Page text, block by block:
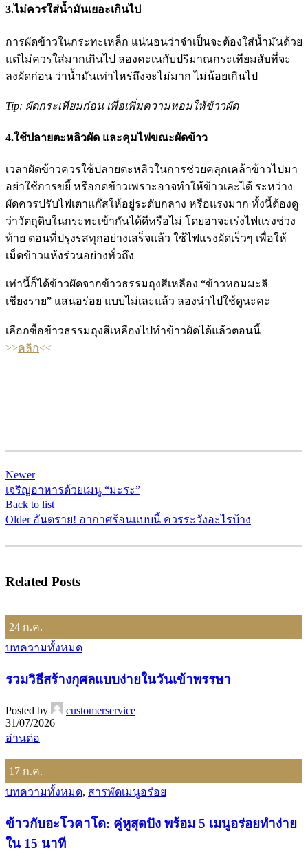
3.ไม่ควรใส่น้ำมันเยอะเกินไป
การผัดข้าวในกระทะเหล็ก แน่นอนว่าจำเป็นจะต้องใส่น้ำมันด้วย
แต่ไม่ควรใส่มากเกินไป ลองคะเนกับปริมาณกระเทียมสับที่จะ
ลงผัดก่อน ว่าน้ำมันเท่าไหร่ถึงจะไม่มาก ไม่น้อยเกินไป
Tip: ผัดกระเทียมก่อน เพื่อเพิ่มความหอมให้ข้าวผัด
4.ใช้ปลายตะหลิวผัด และคุมไฟขณะผัดข้าว
เวลาผัดข้าวควรใช้ปลายตะหลิวในการช่วยคลุกเคล้าข้าวไปมา
อย่าใช้การขยี้ หรือกดข้าวเพราะอาจทำให้ข้าวเละได้ ระหว่าง
ผัดควรปรับไฟเตาแก๊สให้อยู่ระดับกลาง หรือแรงมาก ทั้งนี้ต้องดู
ว่าวัตถุดิบในกระทะเข้ากันได้ดีหรือไม่ โดยอาจะเร่งไฟแรงช่วง
ท้าย ตอนที่ปรุงรสทุกอย่างเสร็จแล้ว ใช้ไฟแรงผัดเร็วๆ เพื่อให้
เม็ดข้าวแห้งร่วนอย่างทั่วถึง
เท่านี้ก็ได้ข้าวผัดจากข้าวธรรมถุงสีเหลือง “ข้าวหอมมะลิ
เชียงราย” แสนอร่อย แบบไม่เละแล้ว ลองนำไปใช้ดูนะคะ
เลือกซื้อข้าวธรรมถุงสีเหลืองไปทำข้าวผัดได้แล้วตอนนี้
>>คลิก<<
Newer
เจริญอาหารด้วยเมนู “มะระ”
Back to list
Older อันตราย! อากาศร้อนแบบนี้ ควรระวังอะไรบ้าง
Related Posts
24 ก.ค.
บทความทั้งหมด
รวมวิธีสร้างกุศลแบบง่ายในวันเข้าพรรษา
Posted by
customerservice
31/07/2026
อ่านต่อ
17 ก.ค.
บทความทั้งหมด, สารพัดเมนูอร่อย
ข้าวกับอะโวคาโด: คู่หูสุดปัง พร้อม 5 เมนูอร่อยทำง่าย
ใน 15 นาที